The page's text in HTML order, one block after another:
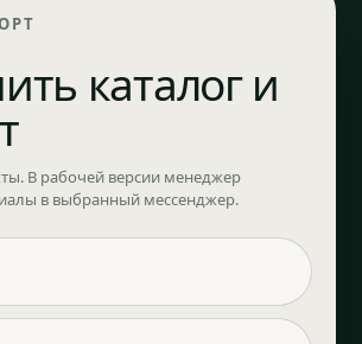
каталог и
В рабочей версии менеджер
в выбранный мессенджер.